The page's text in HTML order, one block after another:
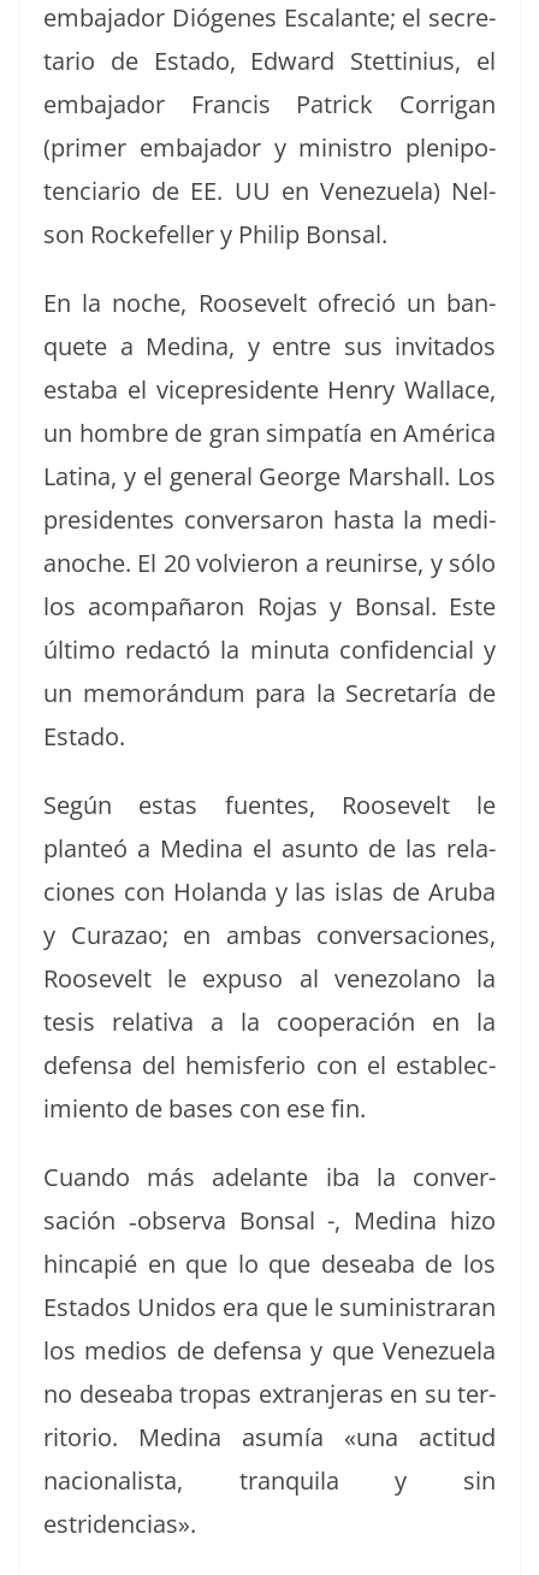
emba­jador Dió­genes Escalante; el sec­re­
tario de Esta­do, Edward Stet­tinius, el
emba­jador Fran­cis Patrick Cor­ri­g­an
(primer emba­jador y min­istro plenipo­
ten­cia­rio de EE. UU en Venezuela) Nel­
son Rock­e­feller y Philip Bonsal.
En la noche, Roo­sevelt ofre­ció un ban­
quete a Med­i­na, y entre sus invi­ta­dos
esta­ba el vicepres­i­dente Hen­ry Wal­lace,
un hom­bre de gran sim­patía en Améri­ca
Lati­na, y el gen­er­al George Mar­shall. Los
pres­i­dentes con­ver­saron has­ta la medi­
anoche. El 20 volvieron a reunirse, y sólo
los acom­pañaron Rojas y Bon­sal. Este
últi­mo redac­tó la min­u­ta con­fi­den­cial y
un mem­o­rán­dum para la Sec­re­taría de
Estado.
Según estas fuentes, Roo­sevelt le
planteó a Med­i­na el asun­to de las rela­
ciones con Holan­da y las islas de Aru­ba
y Curazao; en ambas con­ver­sa­ciones,
Roo­sevelt le expu­so al vene­zolano la
tesis rel­a­ti­va a la coop­eración en la
defen­sa del hem­is­fe­rio con el establec­
imien­to de bases con ese fin.
Cuan­do más ade­lante iba la con­ver­
sación ‑obser­va Bon­sal -, Med­i­na hizo
hin­capié en que lo que desea­ba de los
Esta­dos Unidos era que le sum­in­is­traran
los medios de defen­sa y que Venezuela
no desea­ba tropas extran­jeras en su ter­
ri­to­rio. Med­i­na asumía «una acti­tud
nacional­ista, tran­quila y sin
estridencias».